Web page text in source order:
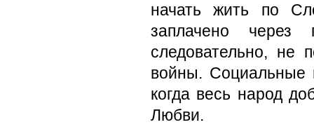
начать жить по
заплачено через
следовательно, не
войны. Социальные
когда весь народ
Любви.